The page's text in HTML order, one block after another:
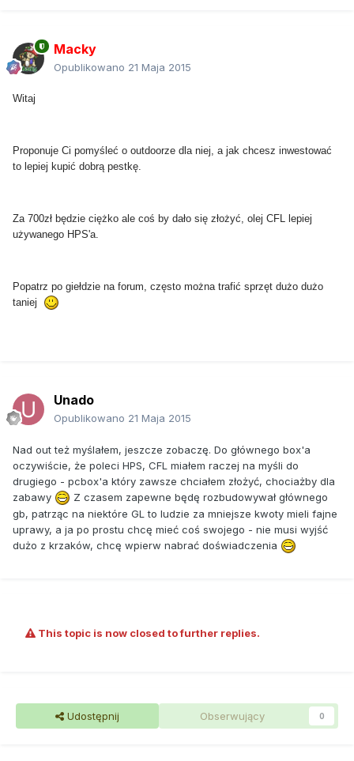
Macky
Opublikowano 21 Maja 2015
Witaj
Proponuje Ci pomyśleć o outdoorze dla niej, a jak chcesz inwestować
to lepiej kupić dobrą pestkę.
Za 700zł będzie ciężko ale coś by dało się złożyć, olej CFL lepiej
używanego HPS'a.
Popatrz po giełdzie na forum, często można trafić sprzęt dużo dużo
taniej
Unado
Opublikowano 21 Maja 2015
Nad out też myślałem, jeszcze zobaczę. Do głównego box'a
oczywiście, że poleci HPS, CFL miałem raczej na myśli do
drugiego - pcbox'a który zawsze chciałem złożyć, chociażby dla
zabawy
Z czasem zapewne będę rozbudowywał głównego
gb, patrząc na niektóre GL to ludzie za mniejsze kwoty mieli fajne
uprawy, a ja po prostu chcę mieć coś swojego - nie musi wyjść
dużo z krzaków, chcę wpierw nabrać doświadczenia
This topic is now closed to further replies.
Udostępnij Obserwujący 0